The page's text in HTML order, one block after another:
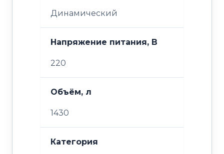
Динамический
Напряжение питания, В
220
Объём, л
1430
Категория